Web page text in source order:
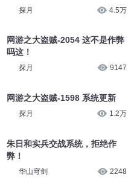
探月 4.5万
网游之大盗贼-2054 这不是作弊
吗这！
探月 9147
网游之大盗贼-1598 系统更新
探月 1.2万
朱日和实兵交战系统，拒绝作
弊！
华山穹剑 2248